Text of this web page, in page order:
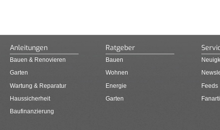
Anleitungen
Bauen & Renovieren
Garten
Wartung & Reparatur
Haussicherheit
Baufinanzierung
Ratgeber
Bauen
Wohnen
Energie
Garten
Feeds